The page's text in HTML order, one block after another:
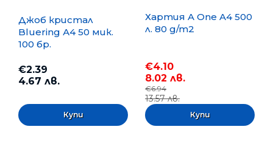
Джоб кристал
Bluering А4 50 мик.
100 бр.
€2.39
4.67 лв.
Хартия A One A4 500
л. 80 g/m2
€4.10
8.02 лв.
€6.94
13.57 лв.